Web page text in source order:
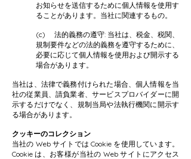
お知らせを送信するために個人情報を使用す
ることがあります。 当社に関連するもの。
(c) 法的義務の遵守: 当社は、税金、税関、
規制要件などの法的義務を遵守するために、
必要に応じて個人情報を使用および開示する
場合があります。
当社は、法律で義務付けられた場合、個人情報を当
社の従業員、請負業者、サービスプロバイダーに開
示するだけでなく、規制当局や法執行機関に開示す
る場合があります。
クッキーのコレクション
当社の Web サイトでは Cookie を使用しています。
Cookie は、お客様が当社の Web サイトにアクセス